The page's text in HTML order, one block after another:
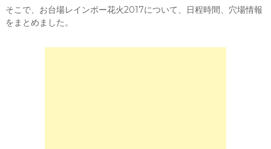
そこで、お台場レインボー花火2017について、日程時間、穴場情報
をまとめました。